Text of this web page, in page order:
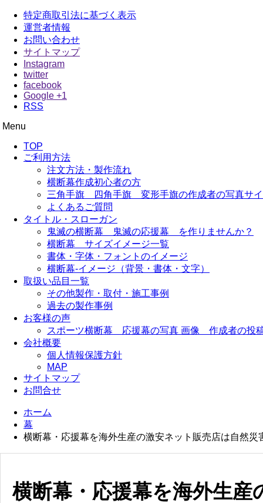
特定商取引法に基づく表示
運営者情報
お問い合わせ
サイトマップ
Instagram
twitter
facebook
Google +1
RSS
オウエンダンマク
Menu
TOP
ご利用方法
注文方法・製作流れ
横断幕作成初心者の方
三角手旗 四角手旗 変形手旗の作成者の写真サ
よくあるご質問
タイトル・スローガン
鬼滅の横断幕 鬼滅の応援幕 を作りませんか？
横断幕 サイズイメージ一覧
書体・字体・フォントのイメージ
横断幕-イメージ（背景・書体・文字）
取扱い品目一覧
その他製作・取付・施工事例
過去の製作事例
お客様の声
スポーツ横断幕 応援幕の写真 画像 作成者の投
会社概要
個人情報保護方針
MAP
サイトマップ
お問合せ
ホーム
幕
横断幕・応援幕を海外生産の激安ネット販売店は自然災
横断幕・応援幕を海外生